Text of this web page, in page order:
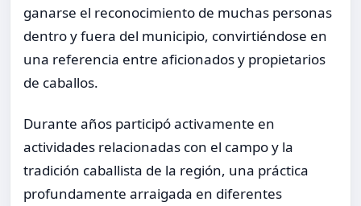
ganarse el reconocimiento de muchas personas
dentro y fuera del municipio, convirtiéndose en
una referencia entre aficionados y propietarios
de caballos.
Durante años participó activamente en
actividades relacionadas con el campo y la
tradición caballista de la región, una práctica
profundamente arraigada en diferentes